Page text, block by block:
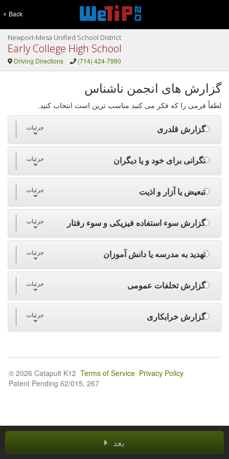
Back
Newport-Mesa Unified School District
Early College High School
Driving Directions (714) 424-7990
گزارش های انجمن ناشناس
لطفاً فرمی را که فکر می کنید مناسب ترین است انتخاب کنید.
گزارش قلدری جزئیات
نگرانی برای خود و یا دیگران جزئیات
تبعیض یا آزار و اذیت جزئیات
گزارش سوء استفاده فیزیکی و سوء رفتار جزئیات
تهدید به مدرسه یا دانش آموزان جزئیات
گزارش تخلفات عمومی جزئیات
گزارش خرابکاری جزئیات
بعد
© 2026 Catapult K12 Terms of Service Privacy Policy
Patent Pending 62/015, 267